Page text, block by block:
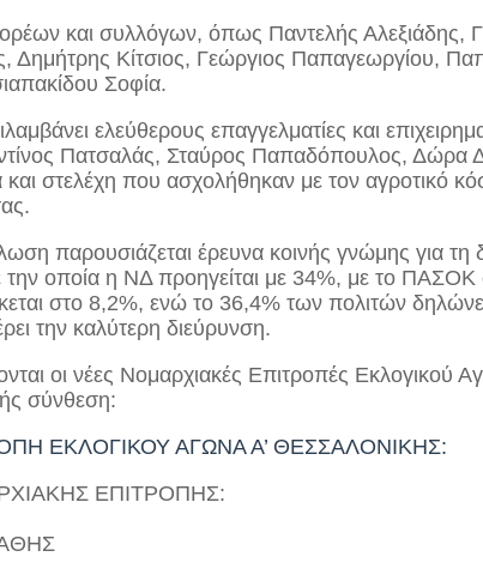
και συλλόγων, όπως Παντελής Αλεξιάδης,
Δημήτρης Κίτσιος, Γεώργιος Παπαγεωργίου,
Σοφία.
ελεύθερους επαγγελματίες και
Πατσαλάς, Σταύρος Παπαδόπουλος, Δώρα
στελέχη που ασχολήθηκαν με τον αγροτικό
παρουσιάζεται έρευνα κοινής γνώμης για τη
οποία η ΝΔ προηγείται με 34%, με το ΠΑΣΟΚ
στο 8,2%, ενώ το 36,4% των πολιτών
την καλύτερη διεύρυνση.
οι νέες Νομαρχιακές Επιτροπές Εκλογικού
σύνθεση:
ΕΚΛΟΓΙΚΟΥ ΑΓΩΝΑ Α’ ΘΕΣΣΑΛΟΝΙΚΗΣ:
ΕΠΙΤΡΟΠΗΣ: